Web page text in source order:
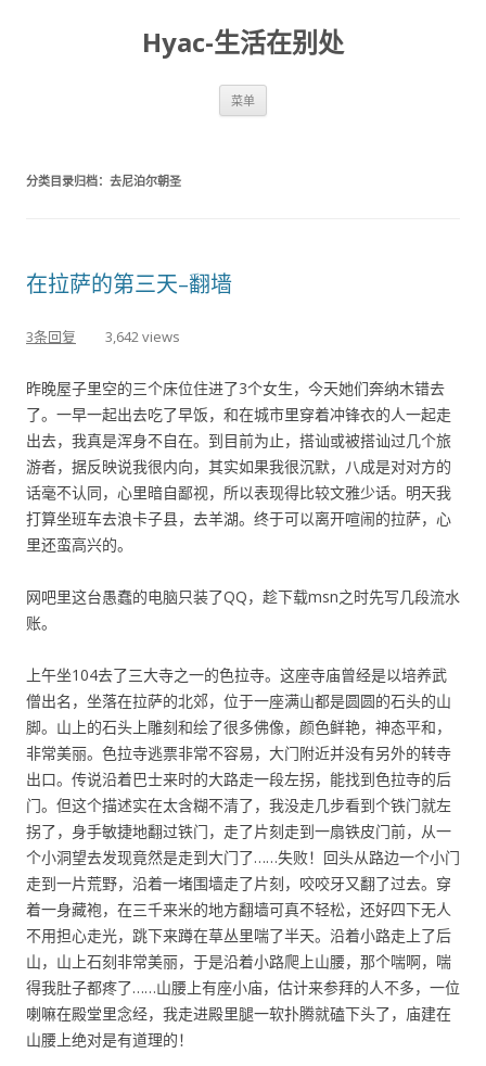
Hyac-生活在别处
菜单
分类目录归档： 去尼泊尔朝圣
在拉萨的第三天–翻墙
3条回复 3,642 views
昨晚屋子里空的三个床位住进了3个女生，今天她们奔纳木错去
了。一早一起出去吃了早饭，和在城市里穿着冲锋衣的人一起走
出去，我真是浑身不自在。到目前为止，搭讪或被搭讪过几个旅
游者，据反映说我很内向，其实如果我很沉默，八成是对对方的
话毫不认同，心里暗自鄙视，所以表现得比较文雅少话。明天我
打算坐班车去浪卡子县，去羊湖。终于可以离开喧闹的拉萨，心
里还蛮高兴的。
网吧里这台愚蠢的电脑只装了QQ，趁下载msn之时先写几段流水
账。
上午坐104去了三大寺之一的色拉寺。这座寺庙曾经是以培养武
僧出名，坐落在拉萨的北郊，位于一座满山都是圆圆的石头的山
脚。山上的石头上雕刻和绘了很多佛像，颜色鲜艳，神态平和，
非常美丽。色拉寺逃票非常不容易，大门附近并没有另外的转寺
出口。传说沿着巴士来时的大路走一段左拐，能找到色拉寺的后
门。但这个描述实在太含糊不清了，我没走几步看到个铁门就左
拐了，身手敏捷地翻过铁门，走了片刻走到一扇铁皮门前，从一
个小洞望去发现竟然是走到大门了……失败！回头从路边一个小门
走到一片荒野，沿着一堵围墙走了片刻，咬咬牙又翻了过去。穿
着一身藏袍，在三千来米的地方翻墙可真不轻松，还好四下无人
不用担心走光，跳下来蹲在草丛里喘了半天。沿着小路走上了后
山，山上石刻非常美丽，于是沿着小路爬上山腰，那个喘啊，喘
得我肚子都疼了……山腰上有座小庙，估计来参拜的人不多，一位
喇嘛在殿堂里念经，我走进殿里腿一软扑腾就磕下头了，庙建在
山腰上绝对是有道理的！